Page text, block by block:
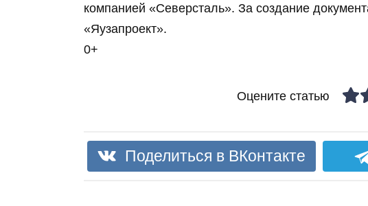
компанией «Северсталь». За создание
«Яузапроект».
0+
Оцените статью
Поделиться в ВКонтакте